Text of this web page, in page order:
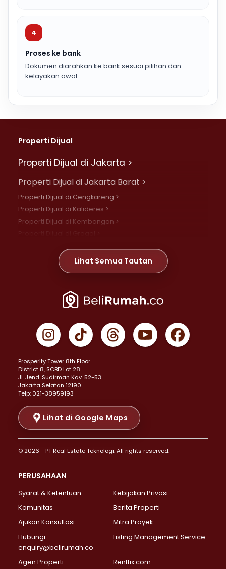
4
Proses ke bank
Dokumen diarahkan ke bank sesuai pilihan dan
kelayakan awal.
Properti Dijual
Properti Dijual di Jakarta >
Properti Dijual di Jakarta Barat >
Properti Dijual di Cengkareng >
Properti Dijual di Kalideres >
Properti Dijual di Kembangan >
Properti Dijual di Meruya >
Properti Dijual di Jelambar >
Properti Dijual di Jakarta Pusat >
Properti Dijual di Gambir >
Properti Dijual di Johar Baru >
Properti Dijual di Menteng >
Properti Dijual di Senen >
Properti Dijual di Tanah Abang >
Properti Dijual di Cikini >
Properti Dijual di Kramat >
Properti Dijual di Pasar Baru >
Properti Dijual di Bendungan Hilir >
Properti Dijual di Jakarta Selatan >
Properti Dijual di Lebak Bulus >
Properti Dijual di Gandaria Selatan >
Properti Dijual di Pondok Labu >
Properti Dijual di Lenteng Agung >
Properti Dijual di Senayan >
Properti Dijual di Pondok Pinang >
Lihat Semua Tautan
Prosperity Tower 8th Floor
District 8, SCBD Lot 28
JI. Jend. Sudirman Kav. 52-53
Jakarta Selatan 12190
Telp: 021-38959193
Lihat di Google Maps
© 2026 - PT Real Estate Teknologi. All rights reserved.
PERUSAHAAN
Syarat & Ketentuan
Kebijakan Privasi
Komunitas
Berita Properti
Ajukan Konsultasi
Mitra Proyek
Hubungi:
enquiry@belirumah.co
Listing Management Service
Agen Properti Rentfix.com